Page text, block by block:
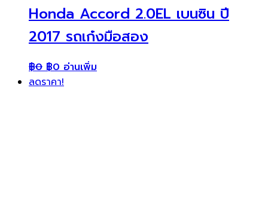
Honda Accord 2.0EL เบนซิน ปี
2017 รถเก๋งมือสอง
฿0 ฿0 อ่านเพิ่ม
ลดราคา!